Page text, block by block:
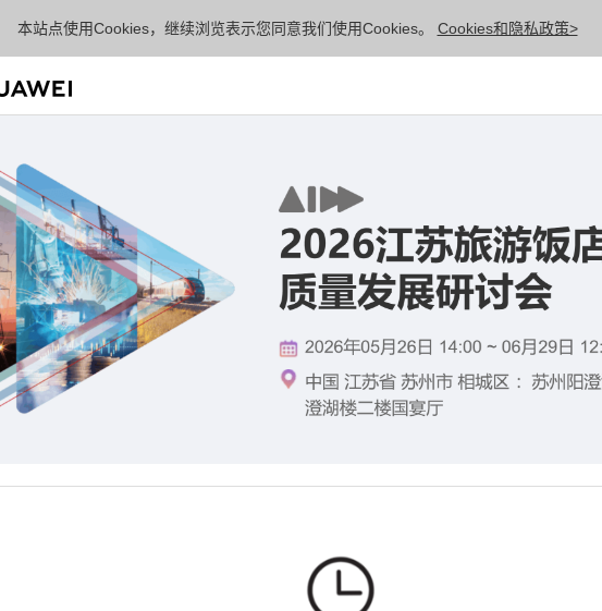
本站点使用Cookies，继续浏览表示您同意我们使用Cookies。 Cookies和隐私政策>